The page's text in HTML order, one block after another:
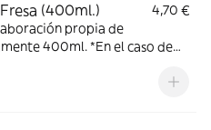
(400ml.)
4,70 €
propia de
*En el caso de
en las condiciones que